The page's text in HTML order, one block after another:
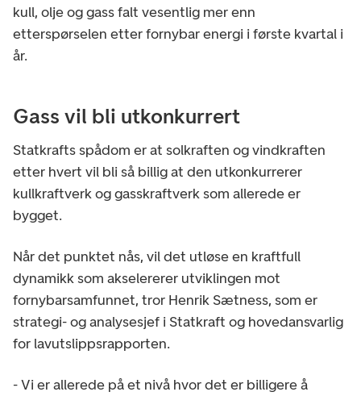
kull, olje og gass falt vesentlig mer enn
etterspørselen etter fornybar energi i første kvartal i
år.
Gass vil bli utkonkurrert
Statkrafts spådom er at solkraften og vindkraften
etter hvert vil bli så billig at den utkonkurrerer
kullkraftverk og gasskraftverk som allerede er
bygget.
Når det punktet nås, vil det utløse en kraftfull
dynamikk som akselererer utviklingen mot
fornybarsamfunnet, tror Henrik Sætness, som er
strategi- og analysesjef i Statkraft og hovedansvarlig
for lavutslippsrapporten.
- Vi er allerede på et nivå hvor det er billigere å